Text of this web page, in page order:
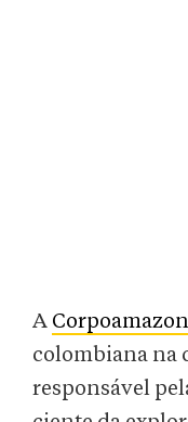
A
colombiana na
responsável